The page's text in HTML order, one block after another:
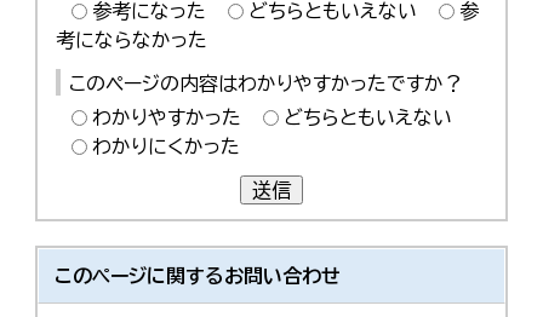
参考になった
どちらともいえない
参
考にならなかった
このページの内容はわかりやすかったですか？
わかりやすかった
どちらともいえない
わかりにくかった
送信
このページに関するお問い合わせ